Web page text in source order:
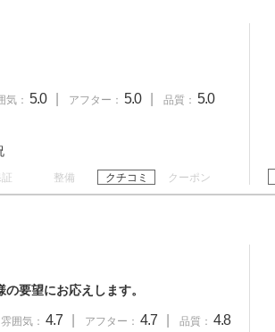
気： 5.0 アフター： 5.0 品質： 5.0
整備 クチコミ クーポン
要望にお応えします。
雰囲気： 4.7 アフター： 4.7 品質： 4.8